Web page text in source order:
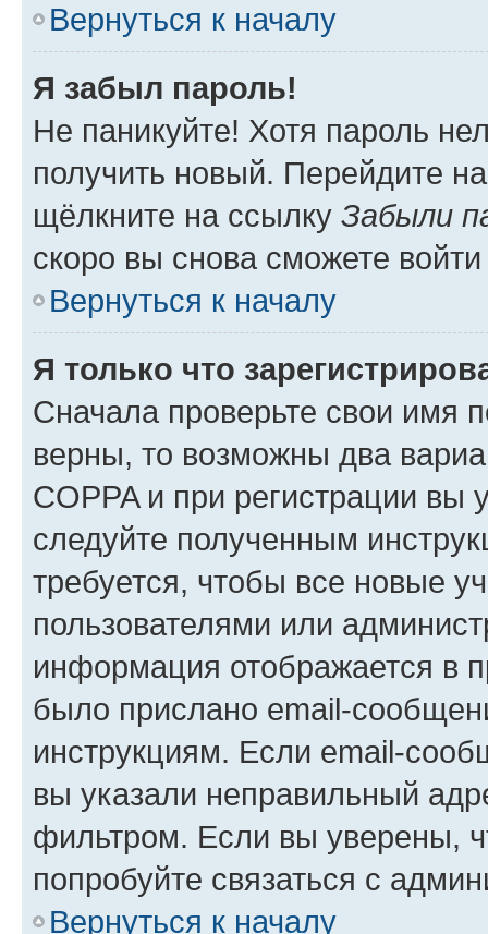
Вернуться к началу
Я забыл пароль!
Не паникуйте! Хотя пароль
получить новый. Перейдите
щёлкните на ссылку Забыли
скоро вы снова сможете
Вернуться к началу
Я только что
Сначала проверьте свои имя
верны, то возможны два
COPPA и при регистрации вы
следуйте полученным
требуется, чтобы все новые
пользователями или
информация отображается в
было прислано email-
инструкциям. Если email-
вы указали неправильный
фильтром. Если вы уверены,
попробуйте связаться с
Вернуться к началу